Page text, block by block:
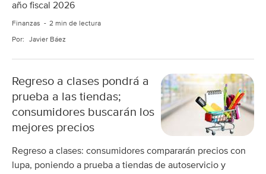
año fiscal 2026
Finanzas 2 min de lectura
Por: Javier Báez
Regreso a clases pondrá a
prueba a las tiendas;
consumidores buscarán los
mejores precios
Regreso a clases: consumidores compararán precios con
lupa, poniendo a prueba a tiendas de autoservicio y